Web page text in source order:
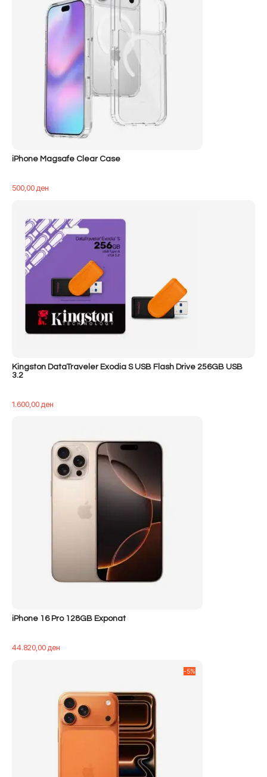
iPhone Magsafe Clear Case
500,00ден
Kingston DataTraveler Exodia S USB Flash Drive 256GB USB
3.2
1.600,00ден
iPhone 16 Pro 128GB Exponat
44.820,00ден
-5%